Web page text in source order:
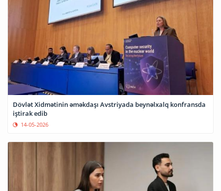
Dövlət Xidmətinin əməkdaşı Avstriyada beynəlxalq konfransda
iştirak edib
14-05-2026